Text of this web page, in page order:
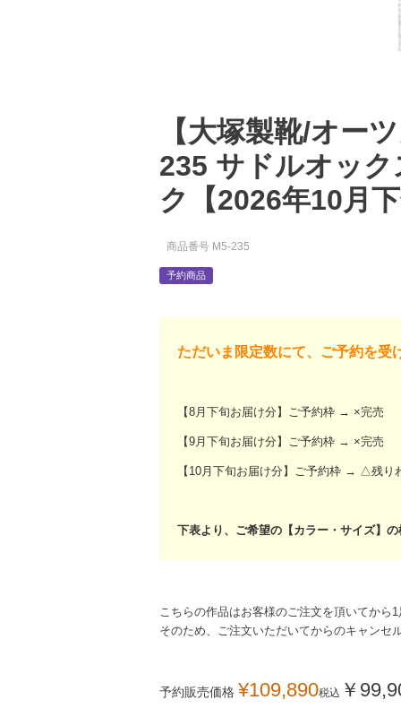
【大塚製靴/オー
235 サドルオッ
ク【2026年10月
商品番号 M5-235
予約商品
ただいま限定数にて、ご予約を受
【8月下旬お届け分】ご予約枠 → ×完売
【9月下旬お届け分】ご予約枠 → ×完売
【10月下旬お届け分】ご予約枠 → △残り
下表より、ご希望の【カラー・サイズ】
こちらの作品はお客様のご注文を頂いてから
そのため、ご注文いただいてからのキャンセ
予約販売価格 ¥109,890税込 ￥